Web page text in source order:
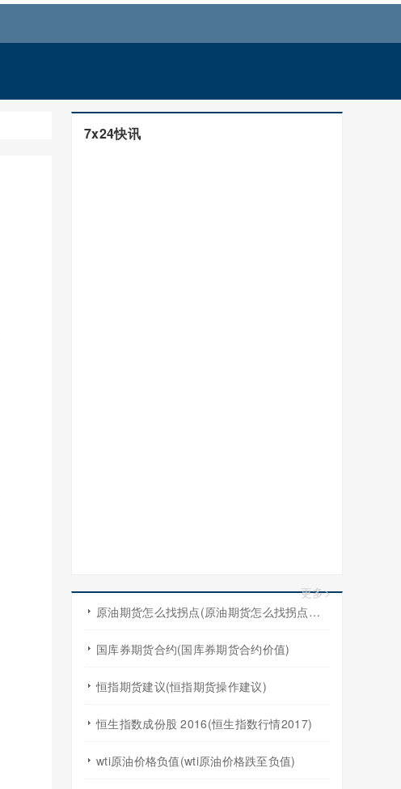
7x24快讯
更多>
原油期货怎么找拐点(原油期货怎么找拐点交易)
国库券期货合约(国库券期货合约价值)
恒指期货建议(恒指期货操作建议)
恒生指数成份股 2016(恒生指数行情2017)
wti原油价格负值(wti原油价格跌至负值)